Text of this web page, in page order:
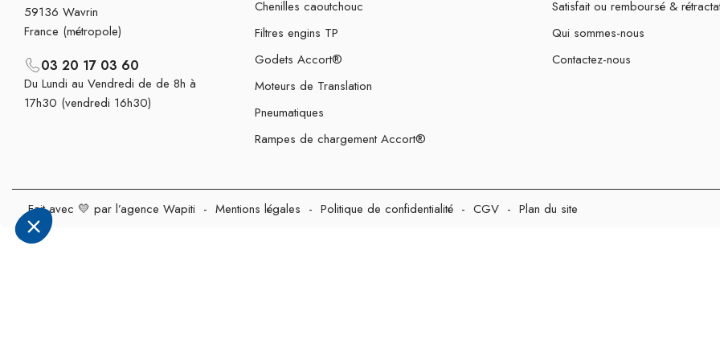
59136 Wavrin
France (métropole)
03 20 17 03 60
Du Lundi au Vendredi de de 8h à
17h30 (vendredi 16h30)
Chenilles caoutchouc
Filtres engins TP
Godets Accort®
Moteurs de Translation
Pneumatiques
Rampes de chargement Accort®
Satisfait ou remboursé &
Qui sommes-nous
Contactez-nous
Fait avec 💛 par l’agence Wapiti - Mentions légales - Politique de confidentialité - CGV - Plan du site